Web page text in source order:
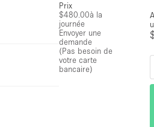
Prix
$480.00à la
journée
Envoyer une
demande
(Pas besoin de
votre carte
bancaire)